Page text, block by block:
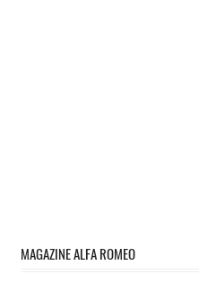
MAGAZINE ALFA ROMEO